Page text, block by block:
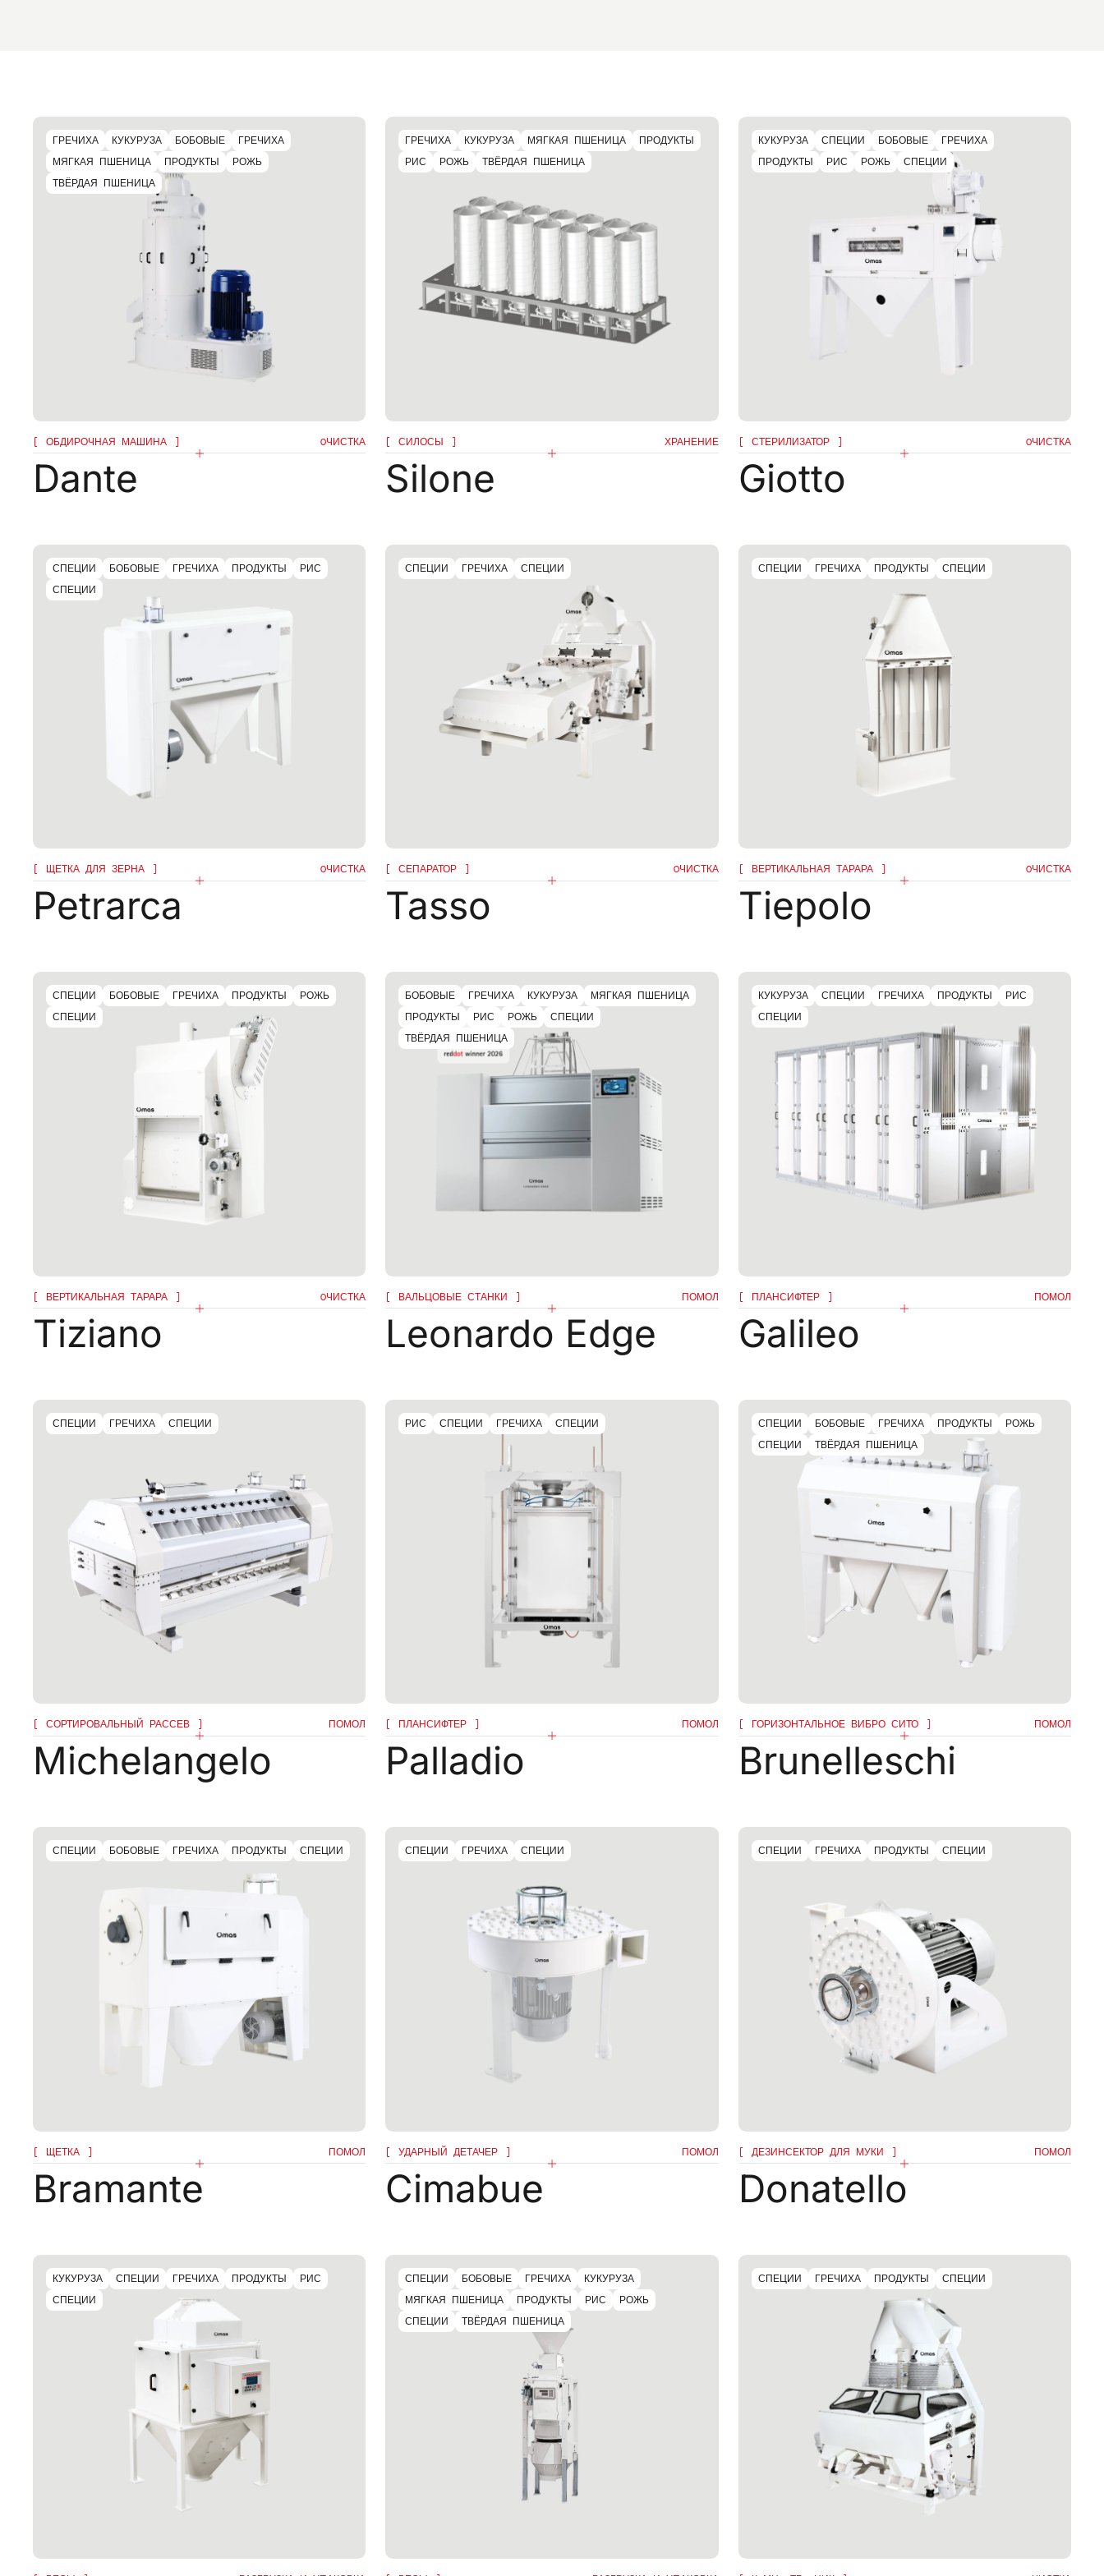
ГРЕЧИХА КУКУРУЗА БОБОВЫЕ
ГРЕЧИХА
МЯГКАЯ ПШЕНИЦА
ПРОДУКТЫ
РОЖЬ
ТВЁРДАЯ ПШЕНИЦА
ОБДИРОЧНАЯ МАШИНА OЧИСТКА
Dante
ГРЕЧИХА КУКУРУЗА МЯГКАЯ ПШЕНИЦА
ПРОДУКТЫ
РИС
РОЖЬ ТВЁРДАЯ ПШЕНИЦА
СИЛОСЫ ХРАНЕНИЕ
Silone
КУКУРУЗА СПЕЦИИ БОБОВЫЕ
ГРЕЧИХА
ПРОДУКТЫ
РИС РОЖЬ СПЕЦИИ
СТЕРИЛИЗАТОР OЧИСТКА
Giotto
СПЕЦИИ БОБОВЫЕ ГРЕЧИХА ПРОДУКТЫ
РИС
СПЕЦИИ
ЩЕТКА ДЛЯ ЗЕРНА OЧИСТКА
Petrarca
СПЕЦИИ ГРЕЧИХА СПЕЦИИ
СЕПАРАТОР OЧИСТКА
Tasso
СПЕЦИИ ГРЕЧИХА ПРОДУКТЫ СПЕЦИИ
ВЕРТИКАЛЬНАЯ ТАРАРА OЧИСТКА
Tiepolo
СПЕЦИИ БОБОВЫЕ ГРЕЧИХА ПРОДУКТЫ
РОЖЬ
СПЕЦИИ
ВЕРТИКАЛЬНАЯ ТАРАРА OЧИСТКА
Tiziano
БОБОВЫЕ ГРЕЧИХА КУКУРУЗА
МЯГКАЯ ПШЕНИЦА
ПРОДУКТЫ
РИС РОЖЬ
СПЕЦИИ
ТВЁРДАЯ ПШЕНИЦА
ВАЛЬЦОВЫЕ СТАНКИ ПОМОЛ
Leonardo Edge
КУКУРУЗА СПЕЦИИ ГРЕЧИХА ПРОДУКТЫ
РИС
СПЕЦИИ
ПЛАНСИФТЕР ПОМОЛ
Galileo
СПЕЦИИ ГРЕЧИХА СПЕЦИИ
СОРТИРОВАЛЬНЫЙ РАССЕВ ПОМОЛ
Michelangelo
РИС СПЕЦИИ ГРЕЧИХА СПЕЦИИ
ПЛАНСИФТЕР ПОМОЛ
Palladio
СПЕЦИИ БОБОВЫЕ ГРЕЧИХА ПРОДУКТЫ
РОЖЬ
СПЕЦИИ
ТВЁРДАЯ ПШЕНИЦА
ГОРИЗОНТАЛЬНОЕ ВИБРО СИТО ПОМОЛ
Brunelleschi
СПЕЦИИ БОБОВЫЕ ГРЕЧИХА ПРОДУКТЫ СПЕЦИИ
ЩЕТКА ПОМОЛ
Bramante
СПЕЦИИ ГРЕЧИХА СПЕЦИИ
УДАРНЫЙ ДЕТАЧЕР ПОМОЛ
Cimabue
СПЕЦИИ ГРЕЧИХА ПРОДУКТЫ СПЕЦИИ
ДЕЗИНСЕКТОР ДЛЯ МУКИ ПОМОЛ
Donatello
КУКУРУЗА СПЕЦИИ ГРЕЧИХА ПРОДУКТЫ
РИС
СПЕЦИИ
СПЕЦИИ БОБОВЫЕ ГРЕЧИХА
КУКУРУЗА
МЯГКАЯ ПШЕНИЦА
ПРОДУКТЫ РИС
РОЖЬ
СПЕЦИИ
ТВЁРДАЯ ПШЕНИЦА
СПЕЦИИ ГРЕЧИХА ПРОДУКТЫ СПЕЦИИ
ПОДПИШИТЕСЬ НА НАШУ РАССЫЛКУ
Подпишитесь на
эксклюзивные новости и
EMAIL*
Я подтверждаю, что ознакомился с уведомлением об
Я подтверждаю, что ознакомился с политикой
конфиденциальности данного сайта и даю свое согласие на
рассылку компанией omas рекламных сообщений (в том числе